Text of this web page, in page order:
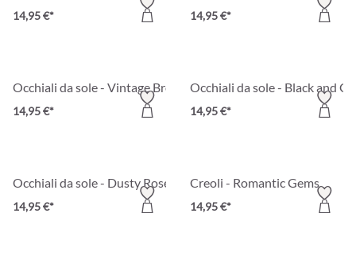
14,95 €* 14,95 €*
Occhiali da sole - Vintage Brown
14,95 €*
Occhiali da sole - Black and
14,95 €*
Occhiali da sole - Dusty Rose
14,95 €*
Creoli - Romantic Gems
14,95 €*